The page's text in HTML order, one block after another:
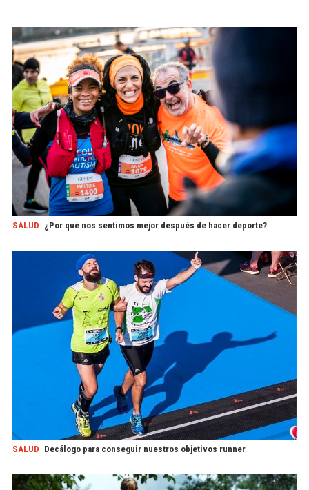
SALUD ¿Por qué nos sentimos mejor después de hacer deporte?
SALUD Decálogo para conseguir nuestros objetivos runner